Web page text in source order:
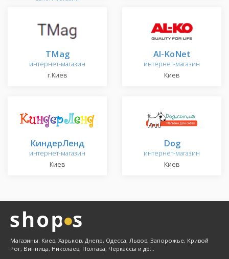
TMag
интернет-магазин
г.Киев
Al-KoNet
интернет-магазин
Киев
КиндерЛенд
интернет-магазин
Киев
Dog
интернет-магазин
Киев
Магазины: Киев, Харьков, Днепр, Одесса, Львов, Запорожье, Кривой
Рог, Винница, Николаев, Полтава, Черкассы и др...